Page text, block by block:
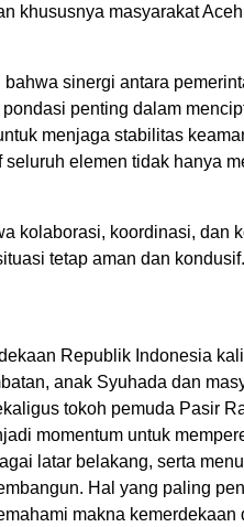
khususnya masyarakat
sinergi antara
penting dalam
menjaga stabilitas
elemen tidak hanya
kolaborasi, koordinasi, dan
tetap aman dan kondusif.
Republik Indonesia
anak Syuhada dan
tokoh pemuda Pasir
momentum untuk
latar belakang, serta
Hal yang paling
makna kemerdekaan